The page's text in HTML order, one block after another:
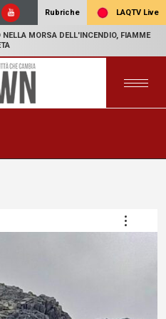
Rubriche LAQTV Live
MORSA DELL'INCENDIO, FIAMME